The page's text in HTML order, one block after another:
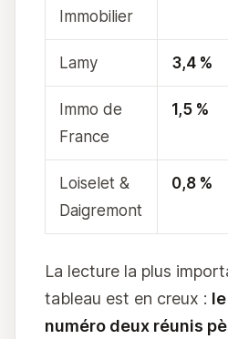
Immobilier
Lamy 3,4 %
Immo de
France
1,5 %
Loiselet &
Daigremont
0,8 %
La lecture la plus
tableau est en creux :
numéro deux réunis